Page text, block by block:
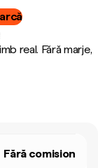
real. Fără marje,
Fără comision